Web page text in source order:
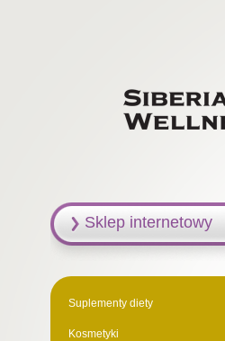
Sklep internetowy
Suplementy diety
Kosmetyki